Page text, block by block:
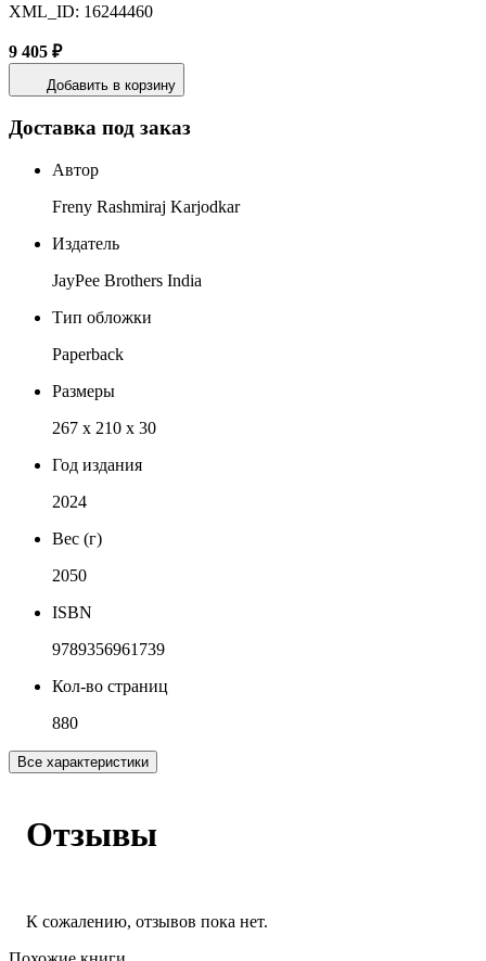
XML_ID: 16244460
9 405 ₽
Добавить в корзину
Доставка под заказ
Автор
Freny Rashmiraj Karjodkar
Издатель
JayPee Brothers India
Тип обложки
Paperback
Размеры
267 x 210 x 30
Год издания
2024
Вес (г)
2050
ISBN
9789356961739
Кол-во страниц
880
Все характеристики
Отзывы
К сожалению, отзывов пока нет.